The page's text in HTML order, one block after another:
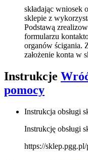
składając wniosek
sklepie z
Podstawą
formularzu
organów ścigania.
założenie konta w
Instrukcje
pomocy
Instrukcja obsługi
Instrukcję obsługi
https://